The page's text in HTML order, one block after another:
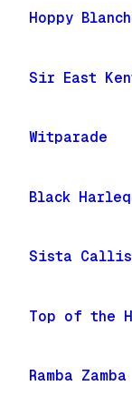
Hoppy
Sir East
Witparade
Black
Sista
Top of the
Ramba Zamba